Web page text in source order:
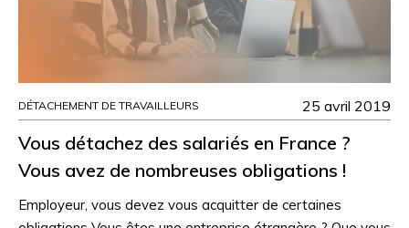
DÉTACHEMENT DE TRAVAILLEURS 25 avril 2019
Vous détachez des salariés en France ?
Vous avez de nombreuses obligations !
Employeur, vous devez vous acquitter de certaines